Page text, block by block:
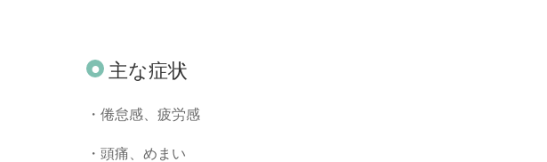
主な症状
・倦怠感、疲労感
・頭痛、めまい